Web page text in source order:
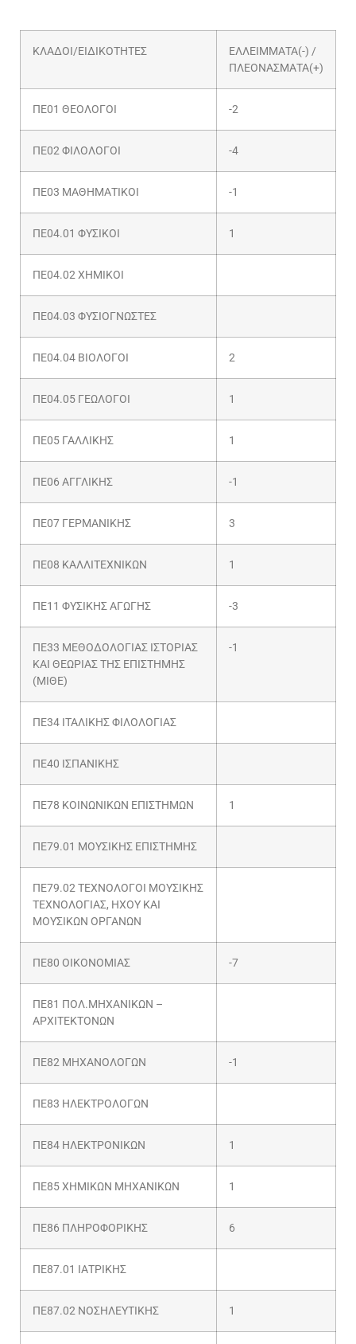
ΚΛΑΔΟΙ/ΕΙΔΙΚΟΤΗΤΕΣ
ΕΛΛΕΙΜΜΑΤΑ(-) /
ΠΛΕΟΝΑΣΜΑΤΑ(+)
ΠΕ01 ΘΕΟΛΟΓΟΙ -2
ΠΕ02 ΦΙΛΟΛΟΓΟΙ -4
ΠΕ03 ΜΑΘΗΜΑΤΙΚΟΙ -1
ΠΕ04.01 ΦΥΣΙΚΟΙ 1
ΠΕ04.02 ΧΗΜΙΚΟΙ
ΠΕ04.03 ΦΥΣΙΟΓΝΩΣΤΕΣ
ΠΕ04.04 ΒΙΟΛΟΓΟΙ 2
ΠΕ04.05 ΓΕΩΛΟΓΟΙ 1
ΠΕ05 ΓΑΛΛΙΚΗΣ 1
ΠΕ06 ΑΓΓΛΙΚΗΣ -1
ΠΕ07 ΓΕΡΜΑΝΙΚΗΣ 3
ΠΕ08 ΚΑΛΛΙΤΕΧΝΙΚΩΝ 1
ΠΕ11 ΦΥΣΙΚΗΣ ΑΓΩΓΗΣ -3
ΠΕ33 ΜΕΘΟΔΟΛΟΓΙΑΣ ΙΣΤΟΡΙΑΣ
ΚΑΙ ΘΕΩΡΙΑΣ ΤΗΣ ΕΠΙΣΤΗΜΗΣ
(ΜΙΘΕ)
-1
ΠΕ34 ΙΤΑΛΙΚΗΣ ΦΙΛΟΛΟΓΙΑΣ
ΠΕ40 ΙΣΠΑΝΙΚΗΣ
ΠΕ78 ΚΟΙΝΩΝΙΚΩΝ ΕΠΙΣΤΗΜΩΝ 1
ΠΕ79.01 ΜΟΥΣΙΚΗΣ ΕΠΙΣΤΗΜΗΣ
ΠΕ79.02 ΤΕΧΝΟΛΟΓΟΙ ΜΟΥΣΙΚΗΣ
ΤΕΧΝΟΛΟΓΙΑΣ, ΗΧΟΥ ΚΑΙ
ΜΟΥΣΙΚΩΝ ΟΡΓΑΝΩΝ
ΠΕ80 ΟΙΚΟΝΟΜΙΑΣ -7
ΠΕ81 ΠΟΛ.ΜΗΧΑΝΙΚΩΝ –
ΑΡΧΙΤΕΚΤΟΝΩΝ
ΠΕ82 ΜΗΧΑΝΟΛΟΓΩΝ -1
ΠΕ83 ΗΛΕΚΤΡΟΛΟΓΩΝ
ΠΕ84 ΗΛΕΚΤΡΟΝΙΚΩΝ 1
ΠΕ85 ΧΗΜΙΚΩΝ ΜΗΧΑΝΙΚΩΝ 1
ΠΕ86 ΠΛΗΡΟΦΟΡΙΚΗΣ 6
ΠΕ87.01 ΙΑΤΡΙΚΗΣ
ΠΕ87.02 ΝΟΣΗΛΕΥΤΙΚΗΣ 1